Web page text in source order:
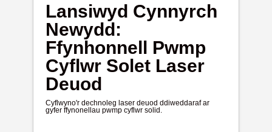
Lansiwyd Cynnyrch
Newydd:
Ffynhonnell Pwmp
Cyflwr Solet Laser
Deuod
Cyflwyno'r dechnoleg laser deuod ddiweddaraf ar
gyfer ffynonellau pwmp cyflwr solid.